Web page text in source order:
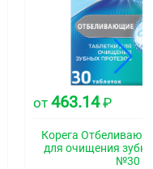
от463.14₽
Корега
для очищения
№30